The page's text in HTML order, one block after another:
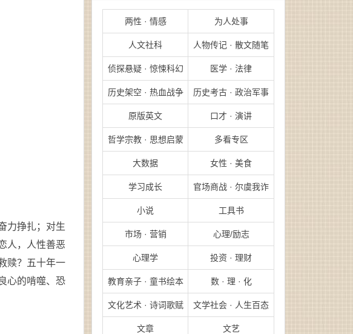
力挣扎；对生
人，人性善恶
赎？五十年一
心的啃噬、恐
两性 · 情感 为人处事
人文社科 人物传记 · 散文随笔
侦探悬疑 · 惊悚科幻 医学 · 法律
历史架空 · 热血战争 历史考古 · 政治军事
原版英文 口才 · 演讲
哲学宗教 · 思想启蒙 多看专区
大数据 女性 · 美食
学习成长 官场商战 · 尔虞我诈
小说 工具书
市场 · 营销 心理/励志
心理学 投资 · 理财
教育亲子 · 童书绘本 数 · 理 · 化
文化艺术 · 诗词歌赋 文学社会 · 人生百态
文章 文艺